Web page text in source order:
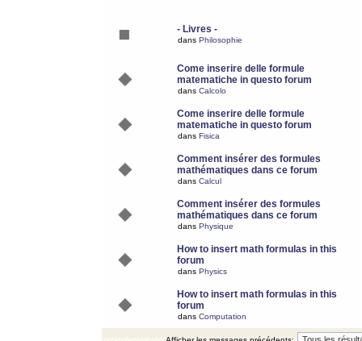
- Livres -
dans Philosophie
Come inserire delle formule
matematiche in questo forum
dans Calcolo
Come inserire delle formule
matematiche in questo forum
dans Fisica
Comment insérer des formules
mathématiques dans ce forum
dans Calcul
Comment insérer des formules
mathématiques dans ce forum
dans Physique
How to insert math formulas in this
forum
dans Physics
How to insert math formulas in this
forum
dans Computation